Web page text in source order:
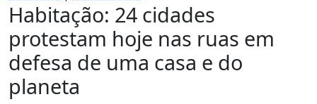
Habitação: 24 cidades
protestam hoje nas ruas em
defesa de uma casa e do
planeta